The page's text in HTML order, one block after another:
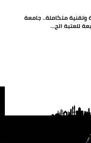
وتقنية متكاملة.. جامعة
للعتبة الح...